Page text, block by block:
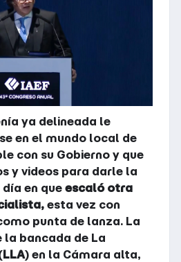
ya delineada le
en el mundo local de
con su Gobierno y que
y videos para darle la
día en que escaló otra
esta vez con
punta de lanza. La
la bancada de La
LLA) en la Cámara alta,